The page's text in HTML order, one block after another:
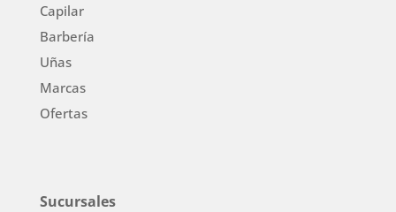
Capilar
Barbería
Uñas
Marcas
Ofertas
Sucursales